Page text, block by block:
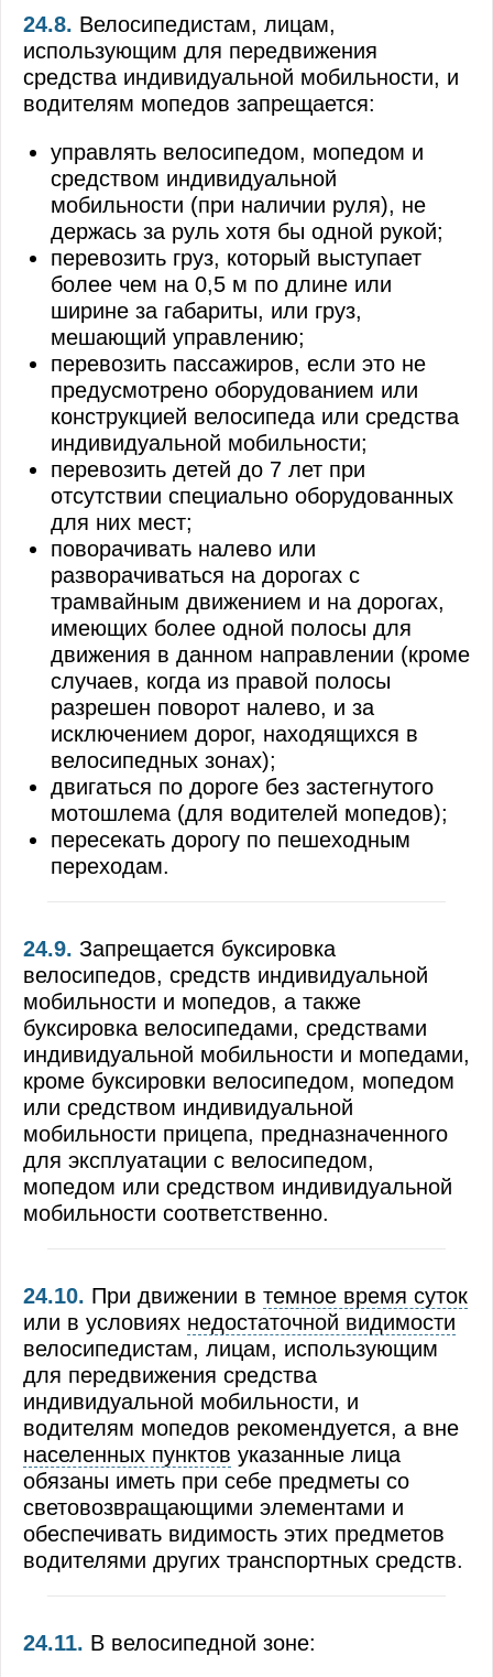
24.8. Велосипедистам, лицам,
использующим для передвижения
средства индивидуальной мобильности, и
водителям мопедов запрещается:
управлять велосипедом, мопедом и
средством индивидуальной
мобильности (при наличии руля), не
держась за руль хотя бы одной рукой;
перевозить груз, который выступает
более чем на 0,5 м по длине или
ширине за габариты, или груз,
мешающий управлению;
перевозить пассажиров, если это не
предусмотрено оборудованием или
конструкцией велосипеда или средства
индивидуальной мобильности;
перевозить детей до 7 лет при
отсутствии специально оборудованных
для них мест;
поворачивать налево или
разворачиваться на дорогах с
трамвайным движением и на дорогах,
имеющих более одной полосы для
движения в данном направлении (кроме
случаев, когда из правой полосы
разрешен поворот налево, и за
исключением дорог, находящихся в
велосипедных зонах);
двигаться по дороге без застегнутого
мотошлема (для водителей мопедов);
пересекать дорогу по пешеходным
переходам.
24.9. Запрещается буксировка
велосипедов, средств индивидуальной
мобильности и мопедов, а также
буксировка велосипедами, средствами
индивидуальной мобильности и мопедами,
кроме буксировки велосипедом, мопедом
или средством индивидуальной
мобильности прицепа, предназначенного
для эксплуатации с велосипедом,
мопедом или средством индивидуальной
мобильности соответственно.
24.10. При движении в темное время суток
или в условиях недостаточной видимости
велосипедистам, лицам, использующим
для передвижения средства
индивидуальной мобильности, и
водителям мопедов рекомендуется, а вне
населенных пунктов указанные лица
обязаны иметь при себе предметы со
световозвращающими элементами и
обеспечивать видимость этих предметов
водителями других транспортных средств.
24.11. В велосипедной зоне: